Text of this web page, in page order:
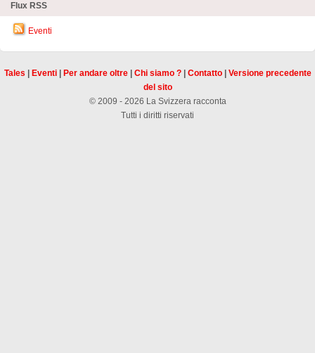
Flux RSS
Eventi
Tales Eventi| Per andare oltre| Chi siamo ?| Contatto| Versione precedente
del sito
© 2009 - 2026 La Svizzera racconta
Tutti i diritti riservati